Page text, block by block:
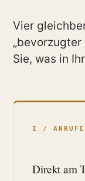
Vier
„bevorzugter
Sie, was in
I /
Direkt am